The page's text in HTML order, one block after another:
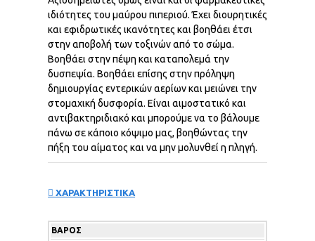
ιδιότητες του μαύρου πιπεριού. Έχει διουρητικές
και εφιδρωτικές ικανότητες και βοηθάει έτσι
στην αποβολή των τοξινών από το σώμα.
Βοηθάει στην πέψη και καταπολεμά την
δυσπεψία. Βοηθάει επίσης στην πρόληψη
δημιουργίας εντερικών αερίων και μειώνει την
στομαχική δυσφορία. Είναι αιμοστατικό και
αντιβακτηριδιακό και μπορούμε να το βάλουμε
πάνω σε κάποιο κόψιμο μας, βοηθώντας την
πήξη του αίματος και να μην μολυνθεί η πληγή.
ΧΑΡΑΚΤΗΡΙΣΤΙΚΑ
ΒΆΡΟΣ